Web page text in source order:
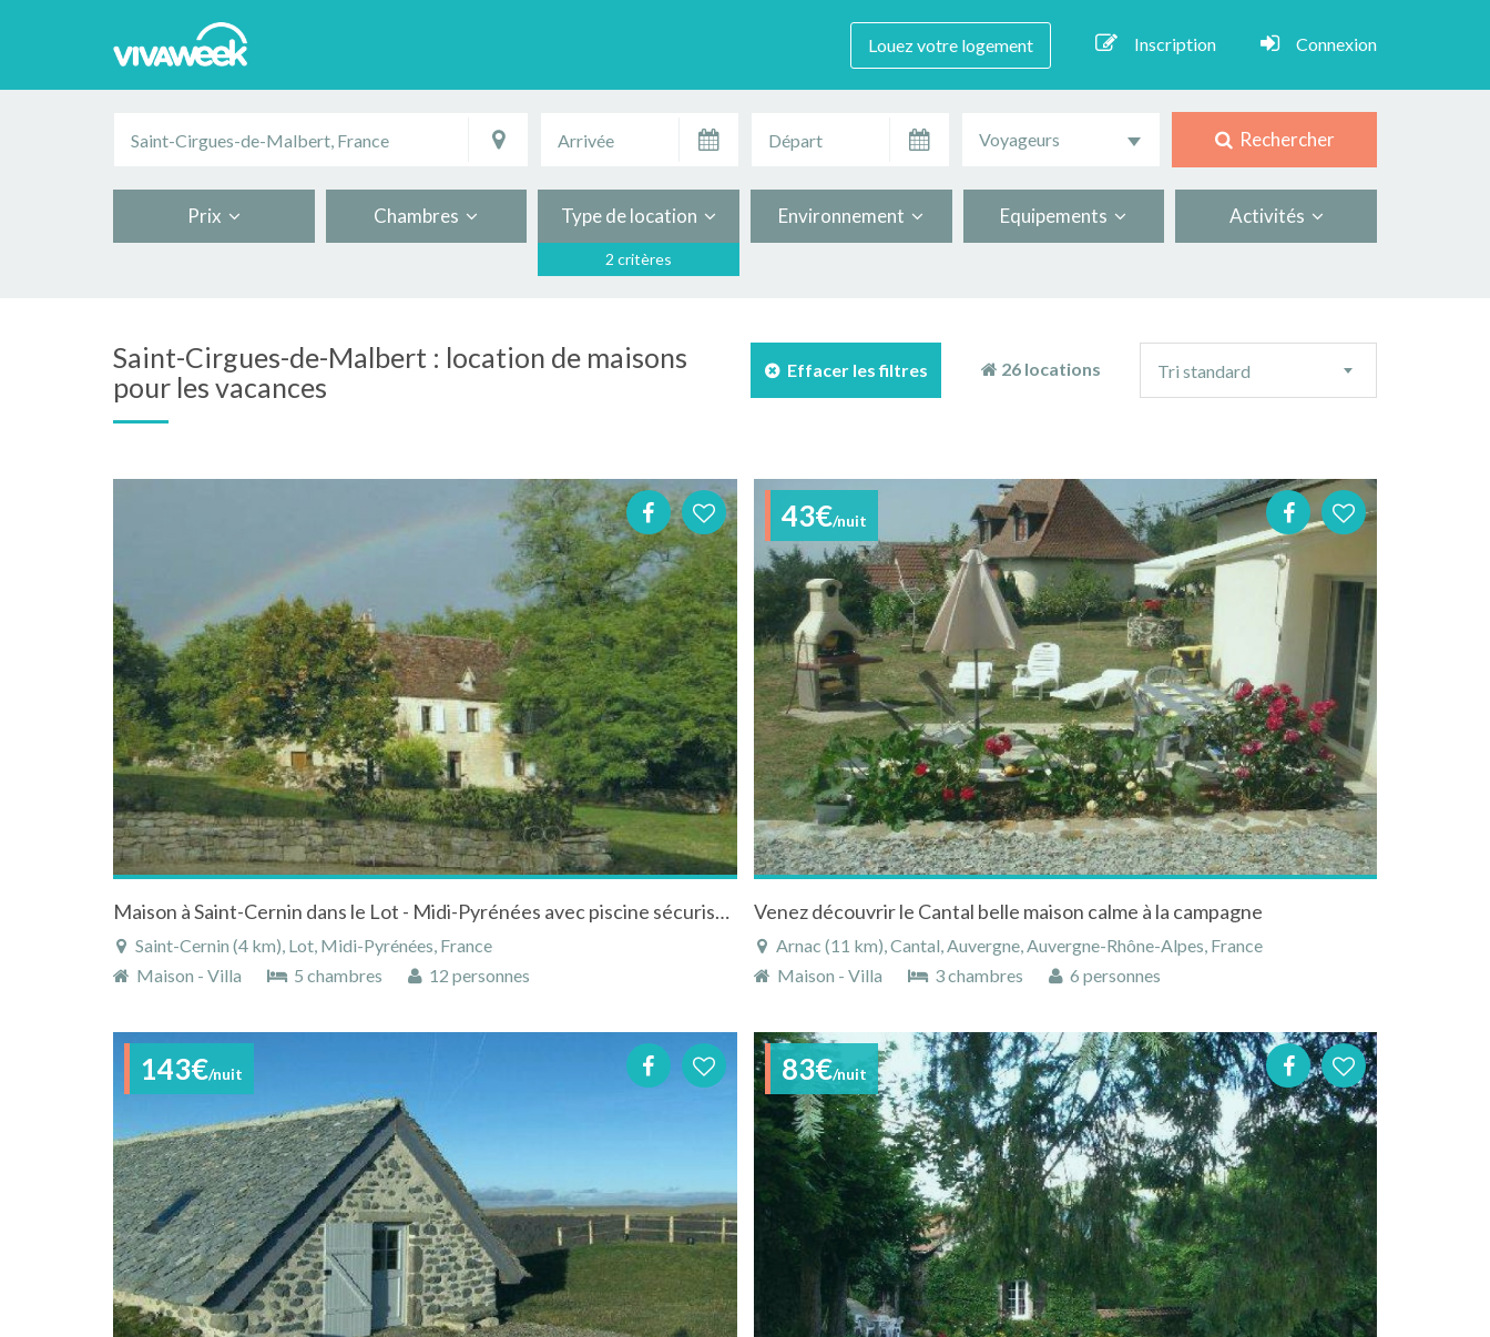
Louez votre logement Inscription Connexion
Voyageurs Rechercher
Prix Chambres Type de location
2 critères
Environnement Equipements Activités
Saint-Cirgues-de-Malbert : location de maisons
pour les vacances
Effacer les filtres 26 locations
tri
Tri standard
Maison à Saint-Cernin dans le Lot - Midi-Pyrénées avec piscine sécurisée
Saint-Cernin (4 km), Lot, Midi-Pyrénées, France
Maison - Villa
5 chambres 12 personnes
43€/nuit
Venez découvrir le Cantal belle maison calme à la campagne
Arnac (11 km), Cantal, Auvergne, Auvergne-Rhône-Alpes, France
Maison - Villa
3 chambres 6 personnes
143€/nuit 83€/nuit